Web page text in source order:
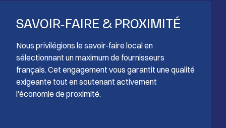
SAVOIR-FAIRE & PROXIMITÉ
Nous privilégions le savoir-faire local en
sélectionnant un maximum de fournisseurs
français. Cet engagement vous garantit une qualité
exigeante tout en soutenant activement
l'économie de proximité.